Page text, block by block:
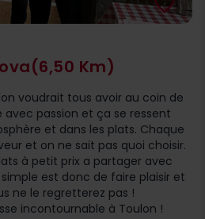
(6,50 Km)
voudrait tous avoir au coin de
avec passion et ça se ressent
et dans les plats. Chaque
et on ne sait pas quoi choisir.
à petit prix a partager avec
est donc de faire plaisir et
ne le regretterez pas !
incontournable à Toulon !